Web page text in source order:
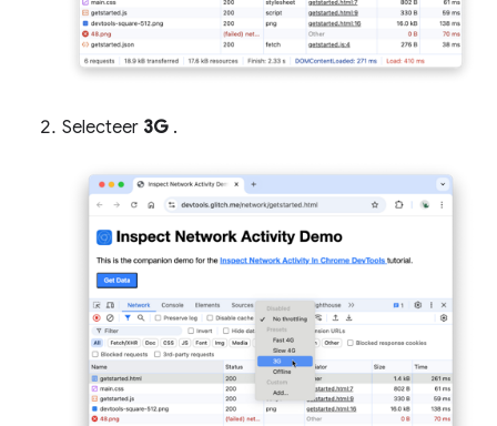
Selecteer 3G .